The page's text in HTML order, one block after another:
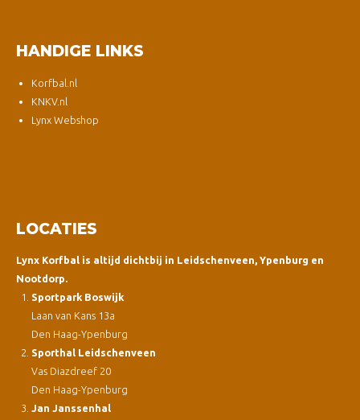
HANDIGE LINKS
Korfbal.nl
KNKV.nl
Lynx Webshop
LOCATIES
Lynx Korfbal is altijd dichtbij in Leidschenveen, Ypenburg en
Nootdorp.
Sportpark Boswijk
Laan van Kans 13a
Den Haag-Ypenburg
Sporthal Leidschenveen
Vas Diazdreef 20
Den Haag-Ypenburg
Jan Janssenhal